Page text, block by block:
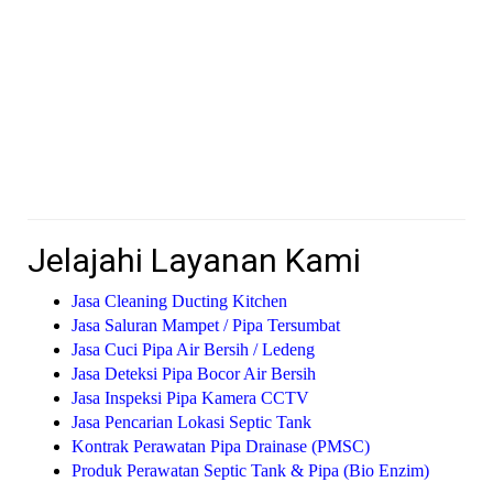
Jelajahi Layanan Kami
Jasa Cleaning Ducting Kitchen
Jasa Saluran Mampet / Pipa Tersumbat
Jasa Cuci Pipa Air Bersih / Ledeng
Jasa Deteksi Pipa Bocor Air Bersih
Jasa Inspeksi Pipa Kamera CCTV
Jasa Pencarian Lokasi Septic Tank
Kontrak Perawatan Pipa Drainase (PMSC)
Produk Perawatan Septic Tank & Pipa (Bio Enzim)